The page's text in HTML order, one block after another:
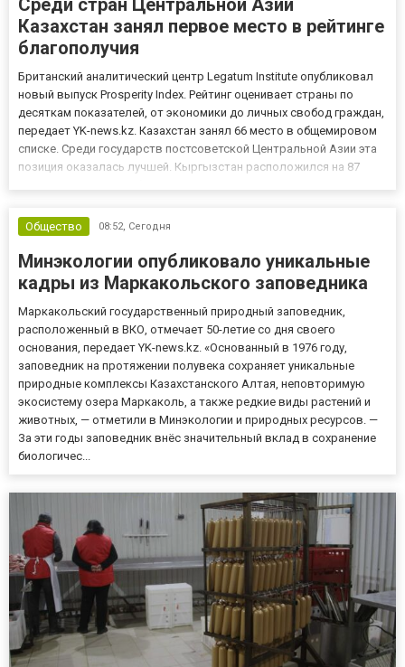
Среди стран Центральной Азии
Казахстан занял первое место в рейтинге
благополучия
Британский аналитический центр Legatum Institute опубликовал
новый выпуск Prosperity Index. Рейтинг оценивает страны по
десяткам показателей, от экономики до личных свобод граждан,
передает YK-news.kz. Казахстан занял 66 место в общемировом
списке. Среди государств постсоветской Центральной Азии эта
позиция оказалась лучшей. Кыргызстан расположился на 87
Общество
08:52, Сегодня
Минэкологии опубликовало уникальные
кадры из Маркакольского заповедника
Маркакольский государственный природный заповедник,
расположенный в ВКО, отмечает 50-летие со дня своего
основания, передает YK-news.kz. «Основанный в 1976 году,
заповедник на протяжении полувека сохраняет уникальные
природные комплексы Казахстанского Алтая, неповторимую
экосистему озера Маркаколь, а также редкие виды растений и
животных, — отметили в Минэкологии и природных ресурсов. —
За эти годы заповедник внёс значительный вклад в сохранение
биологичес...